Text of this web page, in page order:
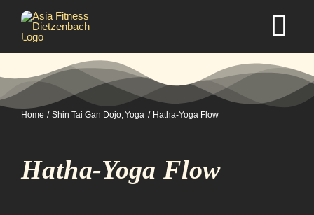
Inhalt
springen
Home Shin Tai Gan Dojo Yoga Hatha-Yoga Flow
Hatha-Yoga Flow